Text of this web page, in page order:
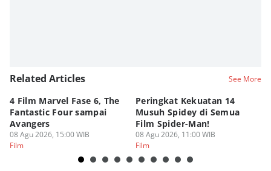
Related Articles See More
4 Film Marvel Fase 6, The
Fantastic Four sampai
Avangers
08 Agu 2026, 15:00 WIB
Film
Peringkat Kekuatan 14
Musuh Spidey di Semua
Film Spider-Man!
08 Agu 2026, 11:00 WIB
Film